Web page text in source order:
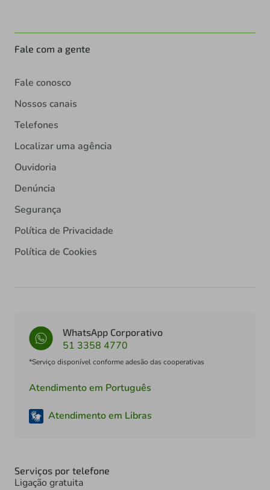
Fale com a gente
Fale conosco
Nossos canais
Telefones
Localizar uma agência
Ouvidoria
Denúncia
Segurança
Política de Privacidade
Política de Cookies
WhatsApp Corporativo
51 3358 4770
*Serviço disponível conforme adesão das cooperativas
Atendimento em Português
Atendimento em Libras
Serviços por telefone
Ligação gratuita